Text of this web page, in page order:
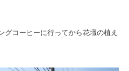
グコーヒーに行ってから花壇の植え